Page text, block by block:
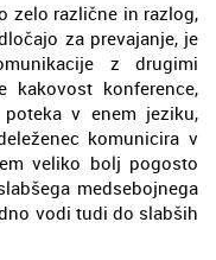
zelo različne in razlog,
za prevajanje, je
z drugimi
kakovost konference,
v enem jeziku,
komunicira v
veliko bolj pogosto
medsebojnega
vodi tudi do slabših